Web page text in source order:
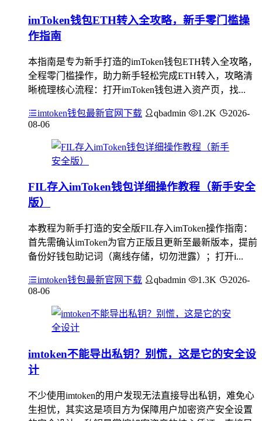
imToken钱包ETH转入全攻略，新手零门槛操
作指南
本指南是专为新手打造的imToken钱包ETH转入全攻略，
全程零门槛操作，助力新手轻松完成ETH转入，攻略清
晰梳理核心流程：打开imToken钱包进入资产页，找...
imtoken钱包最新官网下载 qbadmin 1.2K
2026-
08-06
FIL存入imToken钱包详细操作教程（新手安全
版）
本教程为新手打造的安全版FIL存入imToken操作指南：
首先需确认imToken为官方正版且更新至最新版本，提前
备份好钱包助记词（离线存储，切勿泄露）；打开i...
imtoken钱包最新官网下载 qbadmin 1.3K
2026-
08-06
imtoken不能导出私钥？别慌，这是它的安全设
计
不少使用imtoken的用户发现无法直接导出私钥，难免心
生担忧，其实这是项目方为保障用户加密资产安全设置